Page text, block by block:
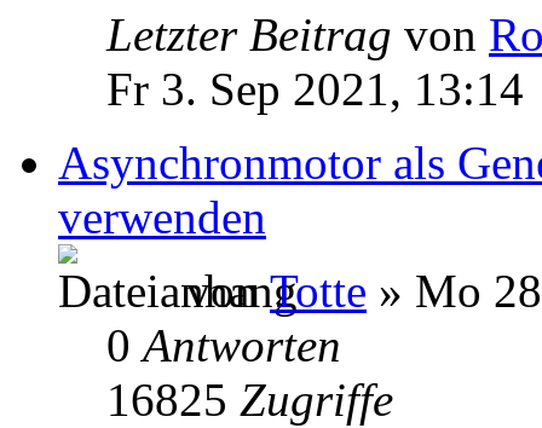
Letzter Beitrag von
Fr 3. Sep 2021, 13:14
Asynchronmotor als
verwenden
vonTotte » Mo
0Antworten
16825 Zugriffe